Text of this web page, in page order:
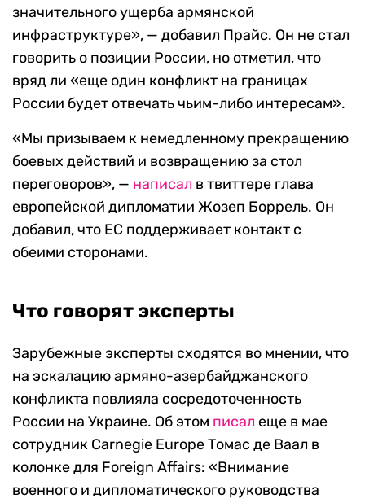
значительного ущерба армянской
инфраструктуре», — добавил Прайс. Он не стал
говорить о позиции России, но отметил, что
вряд ли «еще один конфликт на границах
России будет отвечать чьим-либо интересам».
«Мы призываем к немедленному прекращению
боевых действий и возвращению за стол
переговоров», — написал в твиттере глава
европейской дипломатии Жозеп Боррель. Он
добавил, что ЕС поддерживает контакт с
обеими сторонами.
Что говорят эксперты
Зарубежные эксперты сходятся во мнении, что
на эскалацию армяно-азербайджанского
конфликта повлияла сосредоточенность
России на Украине. Об этом писал еще в мае
сотрудник Carnegie Europe Томас де Ваал в
колонке для Foreign Affairs: «Внимание
военного и дипломатического руководства